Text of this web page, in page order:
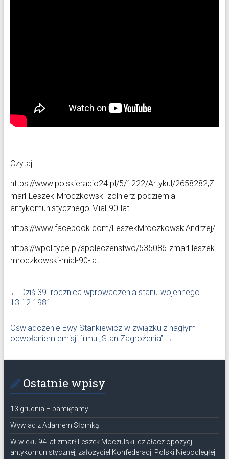
Czytaj:
https://www.polskieradio24.pl/5/1222/Artykul/2658282,Z
marl-Leszek-Mroczkowski-zolnierz-podziemia-
antykomunistycznego-Mial-90-lat
https://www.facebook.com/LeszekMroczkowskiAndrzej/
https://wpolityce.pl/spoleczenstwo/535086-zmarl-leszek-
mroczkowski-mial-90-lat
← Dziś 39. rocznica wprowadzenia stanu wojennego
13.12.1981
Oświadczenie Ewy Stankiewicz w związku z nagłym
odwołaniem emisji filmu „Stan Zagrożenia” →
Ostatnie wpisy
13 grudnia – pamiętamy
Wywiad z Adamem Słomką
W wieku 94 lat zmarł Leszek Moczulski, działacz opozycji
antykomunistycznej, założyciel Konfederacji Polski Niepodległej